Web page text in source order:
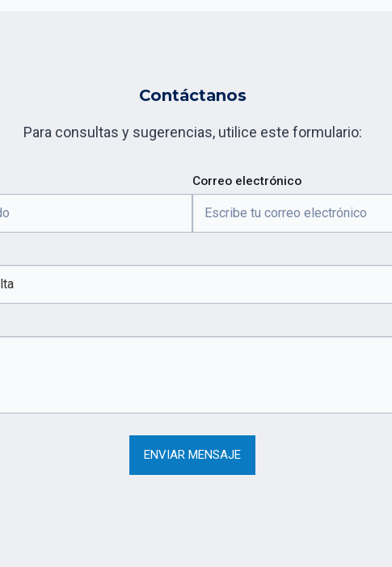
Contáctanos
Para consultas y sugerencias, utilice este formulario:
Correo electrónico